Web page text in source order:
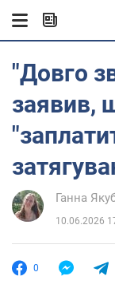
"Довго
заявив,
Ганна
10.06.2026
0